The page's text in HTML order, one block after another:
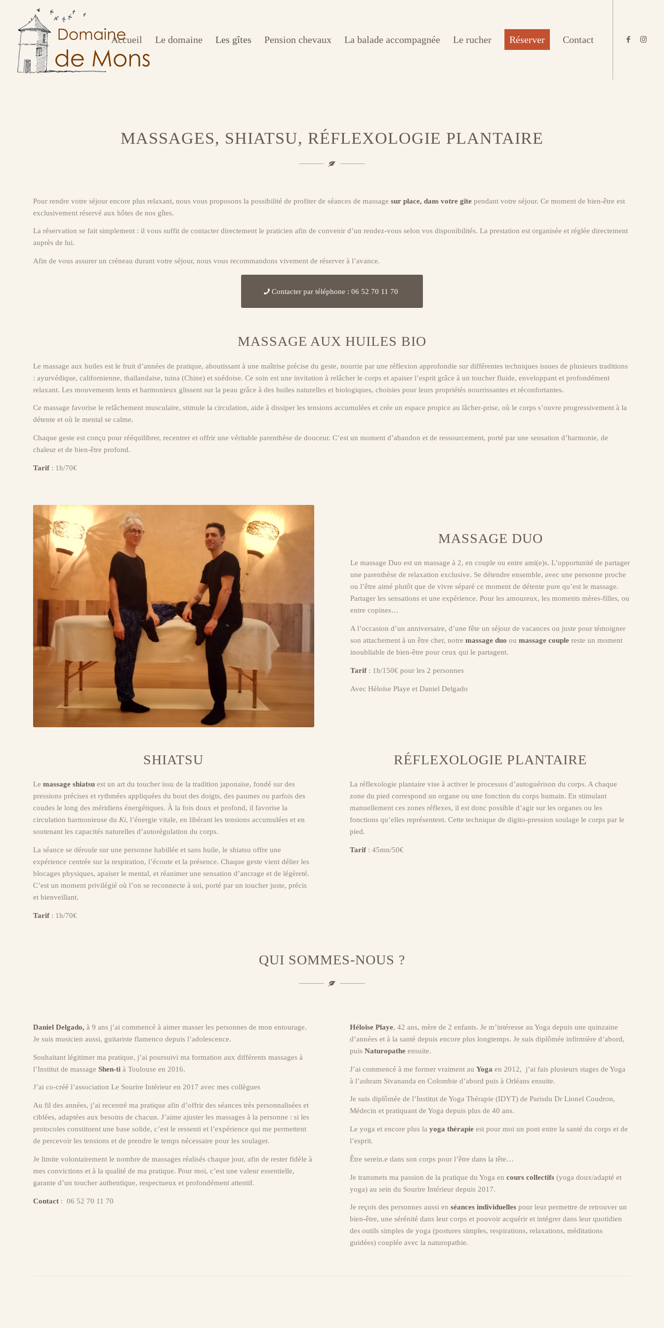
Accueil Le domaine Les gîtes Pension chevaux La balade accompagnée Le rucher Réserver Contact
MASSAGES, SHIATSU, RÉFLEXOLOGIE PLANTAIRE
Pour rendre votre séjour encore plus relaxant, nous vous proposons la possibilité de profiter de séances de massage sur place, dans votre gîte pendant votre séjour. Ce moment de bien-être est
exclusivement réservé aux hôtes de nos gîtes.
La réservation se fait simplement : il vous suffit de contacter directement le praticien afin de convenir d’un rendez-vous selon vos disponibilités. La prestation est organisée et réglée directement
auprès de lui.
Afin de vous assurer un créneau durant votre séjour, nous vous recommandons vivement de réserver à l’avance.
Contacter par téléphone : 06 52 70 11 70
MASSAGE AUX HUILES BIO
Le massage aux huiles est le fruit d’années de pratique, aboutissant à une maîtrise précise du geste, nourrie par une réflexion approfondie sur différentes techniques issues de plusieurs traditions
: ayurvédique, californienne, thaïlandaise, tuina (Chine) et suédoise. Ce soin est une invitation à relâcher le corps et apaiser l’esprit grâce à un toucher fluide, enveloppant et profondément
relaxant. Les mouvements lents et harmonieux glissent sur la peau grâce à des huiles naturelles et biologiques, choisies pour leurs propriétés nourrissantes et réconfortantes.
Ce massage favorise le relâchement musculaire, stimule la circulation, aide à dissiper les tensions accumulées et crée un espace propice au lâcher-prise, où le corps s’ouvre progressivement à la
détente et où le mental se calme.
Chaque geste est conçu pour rééquilibrer, recentrer et offrir une véritable parenthèse de douceur. C’est un moment d’abandon et de ressourcement, porté par une sensation d’harmonie, de
chaleur et de bien-être profond.
Tarif : 1h/70€
MASSAGE DUO
Le massage Duo est un massage à 2, en couple ou entre ami(e)s. L’opportunité de partager
une parenthèse de relaxation exclusive. Se détendre ensemble, avec une personne proche
ou l’être aimé plutôt que de vivre séparé ce moment de détente pure qu’est le massage.
Partager les sensations et une expérience. Pour les amoureux, les moments mères-filles, ou
entre copines…
A l’occasion d’un anniversaire, d’une fête un séjour de vacances ou juste pour témoigner
son attachement à un être cher, notre massage duo ou massage couple reste un moment
inoubliable de bien-être pour ceux qui le partagent.
Tarif : 1h/150€ pour les 2 personnes
Avec Héloïse Playe et Daniel Delgado
SHIATSU
Le massage shiatsu est un art du toucher issu de la tradition japonaise, fondé sur des
pressions précises et rythmées appliquées du bout des doigts, des paumes ou parfois des
coudes le long des méridiens énergétiques. À la fois doux et profond, il favorise la
circulation harmonieuse du Ki, l’énergie vitale, en libérant les tensions accumulées et en
soutenant les capacités naturelles d’autorégulation du corps.
La séance se déroule sur une personne habillée et sans huile, le shiatsu offre une
expérience centrée sur la respiration, l’écoute et la présence. Chaque geste vient délier les
blocages physiques, apaiser le mental, et réanimer une sensation d’ancrage et de légèreté.
C’est un moment privilégié où l’on se reconnecte à soi, porté par un toucher juste, précis
et bienveillant.
Tarif : 1h/70€
RÉFLEXOLOGIE PLANTAIRE
La réflexologie plantaire vise à activer le processus d’autoguérison du corps. A chaque
zone du pied correspond un organe ou une fonction du corps humain. En stimulant
manuellement ces zones réflexes, il est donc possible d’agir sur les organes ou les
fonctions qu’elles représentent. Cette technique de digito-pression soulage le corps par le
pied.
Tarif : 45mn/50€
QUI SOMMES-NOUS ?
Daniel Delgado, à 9 ans j’ai commencé à aimer masser les personnes de mon entourage.
Je suis musicien aussi, guitariste flamenco depuis l’adolescence.
Souhaitant légitimer ma pratique, j’ai poursuivi ma formation aux différents massages à
l’Institut de massage Shen-ti à Toulouse en 2016.
J’ai co-créé l’association Le Sourire Intérieur en 2017 avec mes collègues
Au fil des années, j’ai recentré ma pratique afin d’offrir des séances très personnalisées et
ciblées, adaptées aux besoins de chacun. J’aime ajuster les massages à la personne : si les
protocoles constituent une base solide, c’est le ressenti et l’expérience qui me permettent
de percevoir les tensions et de prendre le temps nécessaire pour les soulager.
Je limite volontairement le nombre de massages réalisés chaque jour, afin de rester fidèle à
mes convictions et à la qualité de ma pratique. Pour moi, c’est une valeur essentielle,
garante d’un toucher authentique, respectueux et profondément attentif.
Contact : 06 52 70 11 70
Héloïse Playe, 42 ans, mère de 2 enfants. Je m’intéresse au Yoga depuis une quinzaine
d’années et à la santé depuis encore plus longtemps. Je suis diplômée infirmière d’abord,
puisNaturopathe ensuite.
J’ai commencé à me former vraiment auYoga en 2012, j’ai fais plusieurs stages de Yoga
à l’ashram Sivananda en Colombie d’abord puis à Orléans ensuite.
Je suis diplômée de l’Institut de Yoga Thérapie (IDYT) de Parisdu Dr Lionel Coudron,
Médecin et pratiquant de Yoga depuis plus de 40 ans.
Le yoga et encore plus layoga thérapie est pour moi un pont entre la santé du corps et de
l’esprit.
Être serein.e dans son corps pour l’être dans la tête…
Je transmets ma passion de la pratique du Yoga encours collectifs (yoga doux/adapté et
yoga) au sein du Sourire Intérieur depuis 2017.
Je reçois des personnes aussi enséances individuelles pour leur permettre de retrouver un
bien-être, une sérénité dans leur corps et pouvoir acquérir et intégrer dans leur quotidien
des outils simples de yoga (postures simples, respirations, relaxations, méditations
guidées) couplée avec la naturopathie.